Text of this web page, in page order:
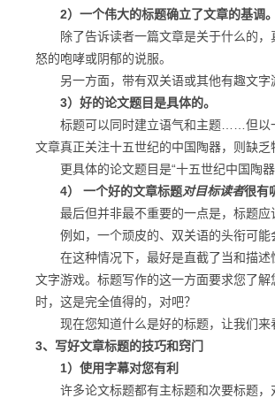
2）一个伟大的标题确立了文章的基调。
除了告诉读者一篇文章是关于什么的，
怒的咆哮或阴郁的说服。
另一方面，带有双关语或其他有趣文字
3）好的论文题目是具体的。
标题可以同时建立语气和主题……但以一
文章真正关注十五世纪的中国陶器，则缺乏
更具体的论文题目是“十五世纪中国陶器
4） 一个好的文章标题对目标读者很有
最后但并非最不重要的一点是，标题应
例如，一个顽皮的、双关语的头衔可能
在这种情况下，最好是直截了当和描
文字游戏。 标题写作的这一方面要求您了
时，这是完全值得的，对吧？
现在您知道什么是好的标题，让我们来
3、 写好文章标题的技巧和窍门
1）使用字幕对您有利
许多论文标题都有主标题和次要标题，